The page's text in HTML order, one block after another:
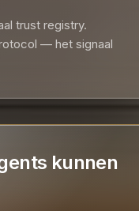
trust registry.
— het signaal
kunnen